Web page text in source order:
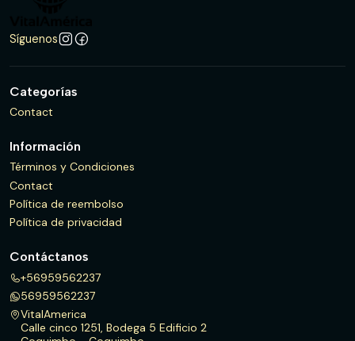
Síguenos
Categorías
Contact
Información
Términos y Condiciones
Contact
Política de reembolso
Política de privacidad
Contáctanos
+56959562237
56959562237
VitalAmerica
Calle cinco 1251, Bodega 5 Edificio 2